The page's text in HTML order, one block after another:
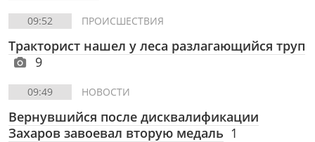
09:52 ПРОИСШЕСТВИЯ
Тракторист нашел у леса разлагающийся труп
9
09:49 НОВОСТИ
Вернувшийся после дисквалификации
Захаров завоевал вторую медаль 1